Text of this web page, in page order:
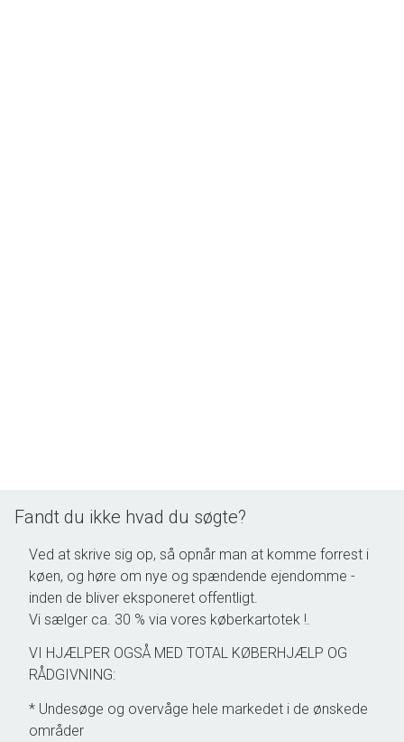
Fandt du ikke hvad du søgte?
Ved at skrive sig op, så opnår man at komme forrest i
køen, og høre om nye og spændende ejendomme -
inden de bliver eksponeret offentligt.
Vi sælger ca. 30 % via vores køberkartotek !.
VI HJÆLPER OGSÅ MED TOTAL KØBERHJÆLP OG
RÅDGIVNING:
* Undesøge og overvåge hele markedet i de ønskede
områder